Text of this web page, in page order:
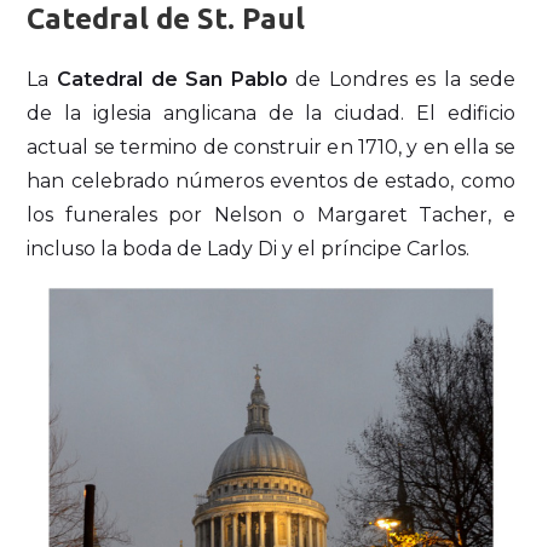
Catedral de St. Paul
La Catedral de San Pablo de Londres es la sede
de la iglesia anglicana de la ciudad. El edificio
actual se termino de construir en 1710, y en ella se
han celebrado números eventos de estado, como
los funerales por Nelson o Margaret Tacher, e
incluso la boda de Lady Di y el príncipe Carlos.